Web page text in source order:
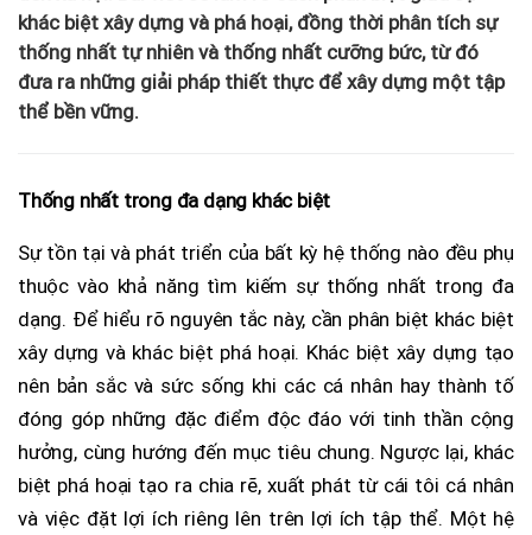
khác biệt xây dựng và phá hoại, đồng thời phân tích sự
thống nhất tự nhiên và thống nhất cưỡng bức, từ đó
đưa ra những giải pháp thiết thực để xây dựng một tập
thể bền vững.
Thống nhất trong đa dạng khác biệt
Sự tồn tại và phát triển của bất kỳ hệ thống nào đều phụ
thuộc vào khả năng tìm kiếm sự thống nhất trong đa
dạng. Để hiểu rõ nguyên tắc này, cần phân biệt khác biệt
xây dựng và khác biệt phá hoại. Khác biệt xây dựng tạo
nên bản sắc và sức sống khi các cá nhân hay thành tố
đóng góp những đặc điểm độc đáo với tinh thần cộng
hưởng, cùng hướng đến mục tiêu chung. Ngược lại, khác
biệt phá hoại tạo ra chia rẽ, xuất phát từ cái tôi cá nhân
và việc đặt lợi ích riêng lên trên lợi ích tập thể. Một hệ